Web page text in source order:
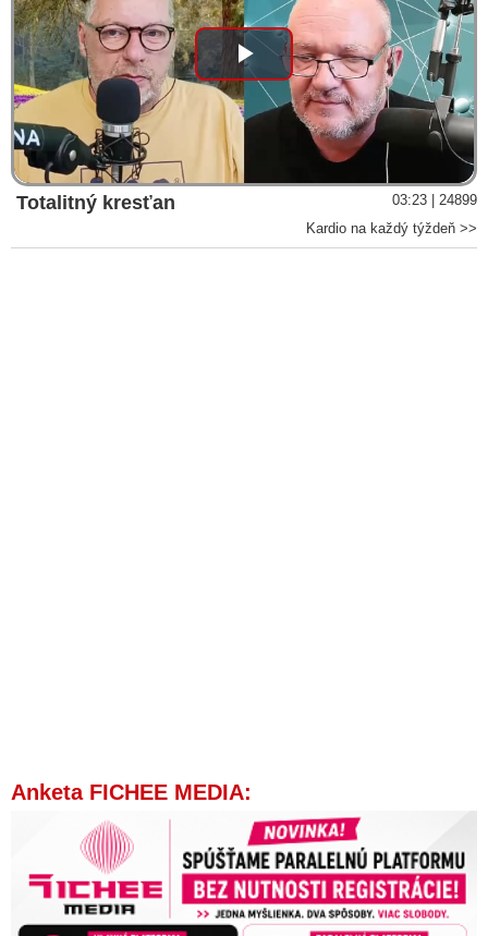
Play
Video
Totalitný kresťan
03:23 | 24899
Kardio na každý týždeň >>
Anketa FICHEE MEDIA: